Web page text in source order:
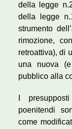
della legge
della legge
strumento
rimozione,
retroattiva), di
una nuova (e
pubblico alla
I
poenitendi
come